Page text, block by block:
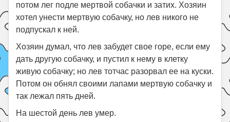
потом лег подле мертвой собачки и затих. Хозяин
хотел унести мертвую собачку, но лев никого не
подпускал к ней.
Хозяин думал, что лев забудет свое горе, если ему
дать другую собачку, и пустил к нему в клетку
живую собачку; но лев тотчас разорвал ее на куски.
Потом он обнял своими лапами мертвую собачку и
так лежал пять дней.
На шестой день лев умер.